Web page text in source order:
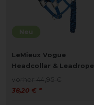
Neu
LeMieux Vogue
Headcollar & Leadrope
vorher 44,95 €
38,20 € *